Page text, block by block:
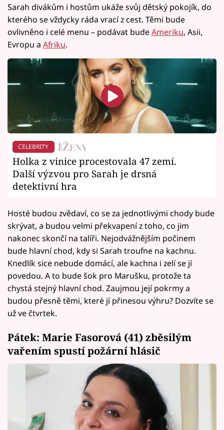
Sarah divákům i hostům ukáže svůj dětský pokojík, do
kterého se vždycky ráda vrací z cest. Těmi bude
ovlivněno i celé menu – podávat budeAmeriku, Asii,
Evropu a Afriku.
CELEBRITY
Holka z vinice procestovala 47 zemí.
Další výzvou pro Sarah je drsná
detektivní hra
Hosté budou zvědaví, co se za jednotlivými chody bude
skrývat, a budou velmi překvapení z toho, co jim
nakonec skončí na talíři. Nejodvážnějším počinem
bude hlavní chod, kdy si Sarah troufne na kachnu.
Knedlík sice nebude domácí, ale kachna i zelí se jí
povedou. A to bude šok pro Marušku, protože ta
chystá stejný hlavní chod. Zaujmou její pokrmy a
budou přesně těmi, které jí přinesou výhru? Dozvíte se
už ve čtvrtek.
Pátek: Marie Fasorová (41) zběsilým
vařením spustí požární hlásič